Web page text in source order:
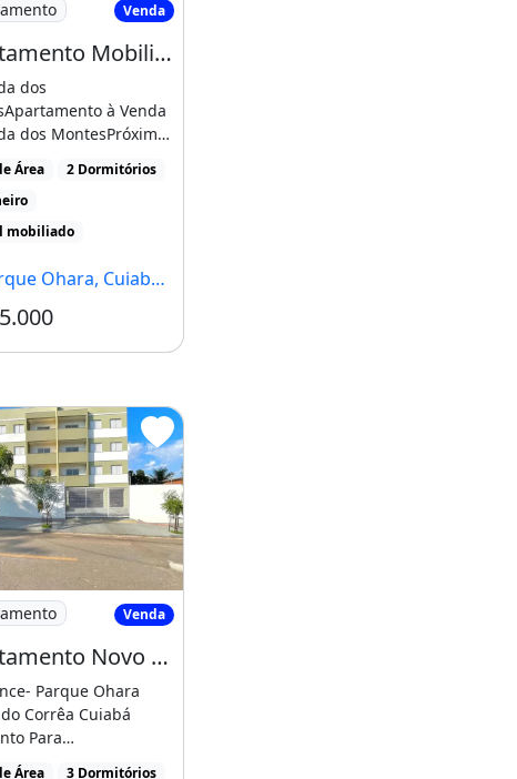
Venda
Apartamento Mobiliado Próximo Ao Shopping 3 Américas
dos
à Venda
dos MontesPróximo
ZebuTodo
[...]
Área
2 Dormitórios
mobiliado
Ohara, Cuiabá - MT
Ohara - Condominio
Apartamento Novo no Parque Ohara - Condominio
Venda
Apartamento Novo no Parque Ohara - Condominio Fechado
Parque Ohara
Corrêa Cuiabá
Para
Até 100
Área
3 Dormitórios